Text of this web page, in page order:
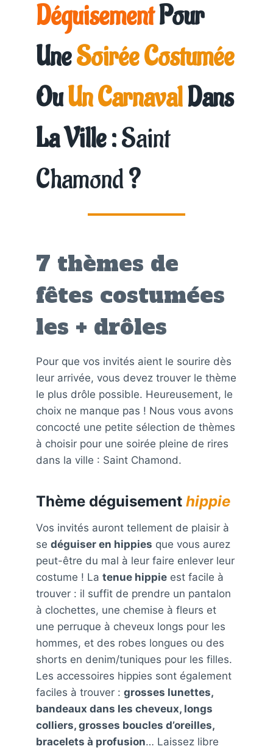
DéguisementPour
UneSoirée Costumée
OuUn CarnavalDans
La Ville :Saint
Chamond?
7 thèmes de
fêtes costumées
les + drôles
Pour que vos invités aient le sourire dès
leur arrivée, vous devez trouver le thème
le plus drôle possible. Heureusement, le
choix ne manque pas ! Nous vous avons
concocté une petite sélection de thèmes
à choisir pour une soirée pleine de rires
dans la ville : Saint Chamond.
Thème déguisement hippie
Vos invités auront tellement de plaisir à
se déguiser en hippies que vous aurez
peut-être du mal à leur faire enlever leur
costume ! La tenue hippie est facile à
trouver : il suffit de prendre un pantalon
à clochettes, une chemise à fleurs et
une perruque à cheveux longs pour les
hommes, et des robes longues ou des
shorts en denim/tuniques pour les filles.
Les accessoires hippies sont également
faciles à trouver : grosses lunettes,
bandeaux dans les cheveux, longs
colliers, grosses boucles d’oreilles,
bracelets à profusion… Laissez libre